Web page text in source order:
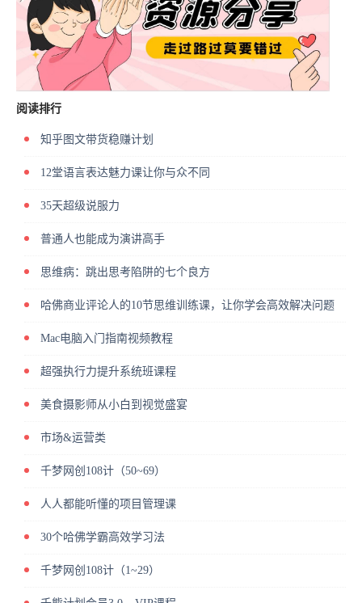
阅读排行
知乎图文带货稳赚计划
12堂语言表达魅力课让你与众不同
35天超级说服力
普通人也能成为演讲高手
思维病：跳出思考陷阱的七个良方
哈佛商业评论人的10节思维训练课，让你学会高效解决问题
Mac电脑入门指南视频教程
超强执行力提升系统班课程
美食摄影师从小白到视觉盛宴
市场&运营类
千梦网创108计（50~69）
人人都能听懂的项目管理课
30个哈佛学霸高效学习法
千梦网创108计（1~29）